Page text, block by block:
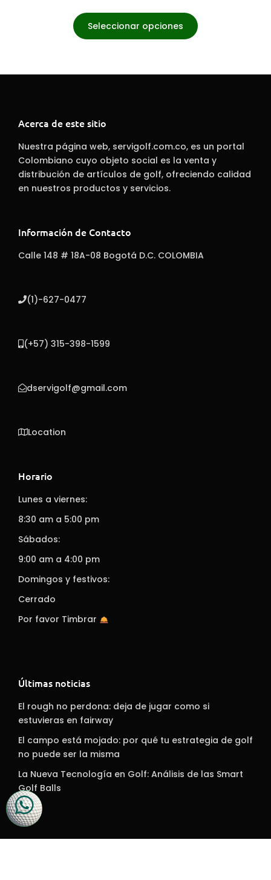
Seleccionar opciones
Acerca de este sitio
Nuestra página web, servigolf.com.co, es un portal
Colombiano cuyo objeto social es la venta y
distribución de artículos de golf, ofreciendo calidad
en nuestros productos y servicios.
Información de Contacto
Calle 148 # 18A-08 Bogotá D.C. COLOMBIA
(1)-627-0477
(+57) 315-398-1599
dservigolf@gmail.com
Location
Horario
Lunes a viernes:
8:30 am a 5:00 pm
Sábados:
9:00 am a 4:00 pm
Domingos y festivos:
Cerrado
Por favor Timbrar
Últimas noticias
El rough no perdona: deja de jugar como si
estuvieras en fairway
El campo está mojado: por qué tu estrategia de golf
no puede ser la misma
La Nueva Tecnología en Golf: Análisis de las Smart
Golf Balls